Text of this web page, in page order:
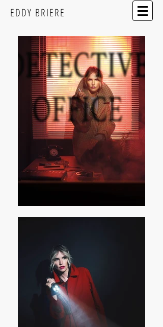
EDDY BRIERE